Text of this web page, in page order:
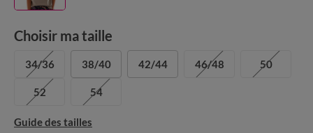
Choisir ma taille
34/36 38/40 42/44 46/48 50
52 54
Guide des tailles